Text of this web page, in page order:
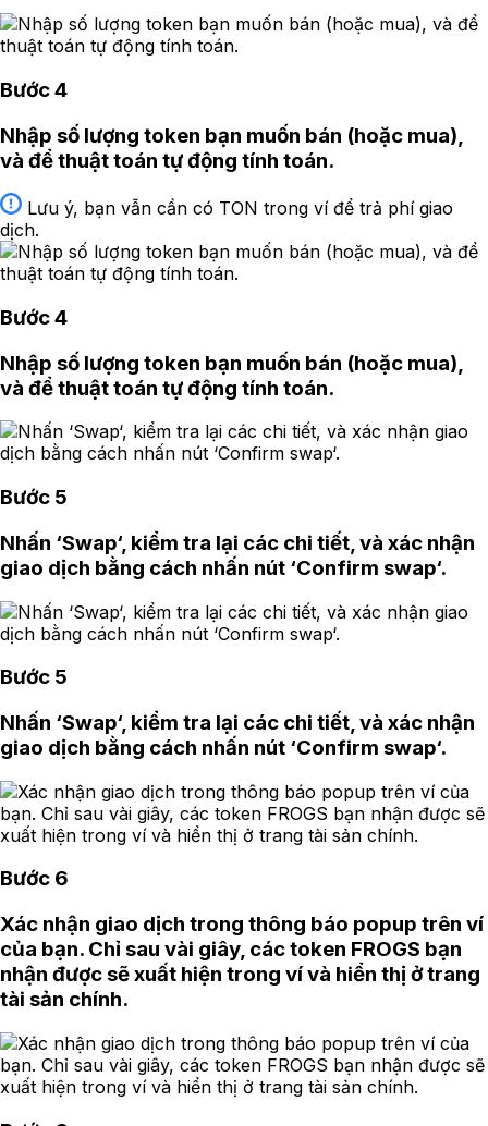
Bước 4
Nhập số lượng token bạn muốn bán (hoặc mua),
và để thuật toán tự động tính toán.
Lưu ý, bạn vẫn cần có TON trong ví để trả phí giao
dịch.
Bước 4
Nhập số lượng token bạn muốn bán (hoặc mua),
và để thuật toán tự động tính toán.
Bước 5
Nhấn ‘Swap‘, kiểm tra lại các chi tiết, và xác nhận
giao dịch bằng cách nhấn nút ‘Confirm swap‘.
Bước 5
Nhấn ‘Swap‘, kiểm tra lại các chi tiết, và xác nhận
giao dịch bằng cách nhấn nút ‘Confirm swap‘.
Bước 6
Xác nhận giao dịch trong thông báo popup trên ví
của bạn. Chỉ sau vài giây, các token FROGS bạn
nhận được sẽ xuất hiện trong ví và hiển thị ở trang
tài sản chính.